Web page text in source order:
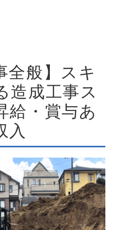
全般】スキ
造成工事ス
給・賞与あ
入